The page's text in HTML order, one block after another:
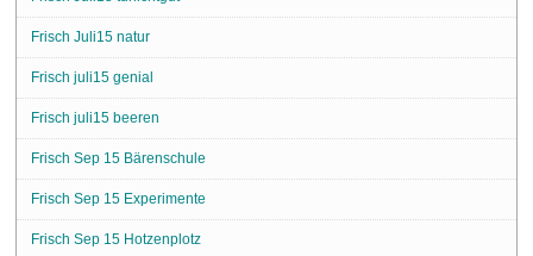
Frisch Juli15 natur
Frisch juli15 genial
Frisch juli15 beeren
Frisch Sep 15 Bärenschule
Frisch Sep 15 Experimente
Frisch Sep 15 Hotzenplotz